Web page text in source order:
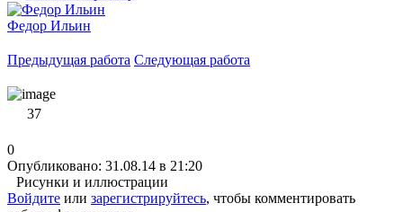
Федор Ильин
Предыдущая работа Следующая работа
37
0
Опубликовано: 31.08.14 в 21:20
Рисунки и иллюстрации
Войдите или зарегистрируйтесь, чтобы комментировать